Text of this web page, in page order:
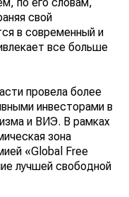
свой
в современный и
все больше
провела более
инвесторами
и ВИЭ. В
экономическая
премией «Global
лучшей